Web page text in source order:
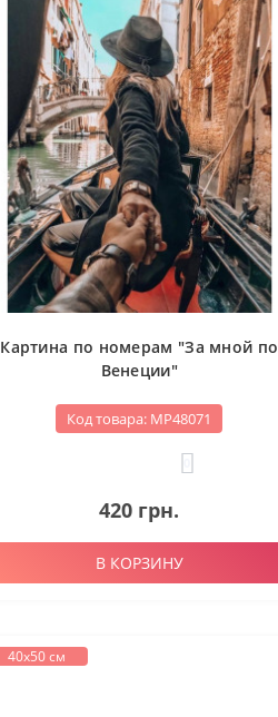
Картина по номерам "За мной по
Венеции"
Код товара: МР48071
420 грн.
В КОРЗИНУ
40х50 см